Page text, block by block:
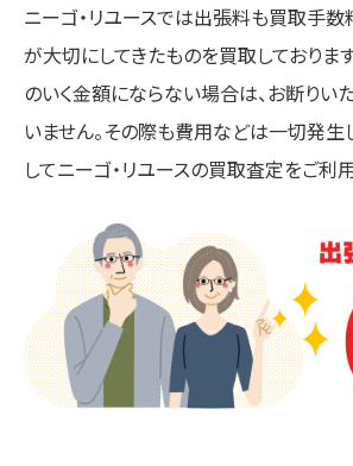
ニーゴ・リユースでは出張料も買取手
が大切にしてきたものを買取しておりま
のいく金額にならない場合は、お断りい
いません。その際も費用などは一切発
してニーゴ・リユースの買取査定をご利用